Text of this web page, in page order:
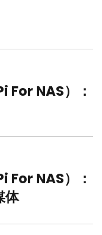
NAS）：
NAS）：
体